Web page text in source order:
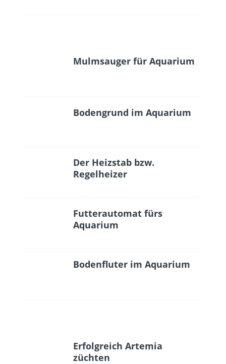
Mulmsauger für Aquarium
Bodengrund im Aquarium
Der Heizstab bzw.
Regelheizer
Futterautomat fürs
Aquarium
Bodenfluter im Aquarium
Erfolgreich Artemia
züchten